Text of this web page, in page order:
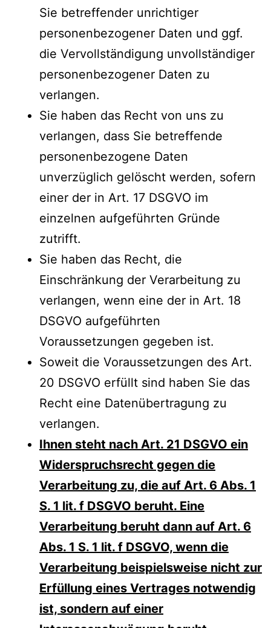
Sie betreffender unrichtiger
personenbezogener Daten und ggf.
die Vervollständigung unvollständiger
personenbezogener Daten zu
verlangen.
Sie haben das Recht von uns zu
verlangen, dass Sie betreffende
personenbezogene Daten
unverzüglich gelöscht werden, sofern
einer der in Art. 17 DSGVO im
einzelnen aufgeführten Gründe
zutrifft.
Sie haben das Recht, die
Einschränkung der Verarbeitung zu
verlangen, wenn eine der in Art. 18
DSGVO aufgeführten
Voraussetzungen gegeben ist.
Soweit die Voraussetzungen des Art.
20 DSGVO erfüllt sind haben Sie das
Recht eine Datenübertragung zu
verlangen.
Ihnen steht nach Art. 21 DSGVO ein
Widerspruchsrecht gegen die
Verarbeitung zu, die auf Art. 6 Abs. 1
S. 1 lit. f DSGVO beruht. Eine
Verarbeitung beruht dann auf Art. 6
Abs. 1 S. 1 lit. f DSGVO, wenn die
Verarbeitung beispielsweise nicht zur
Erfüllung eines Vertrages notwendig
ist, sondern auf einer